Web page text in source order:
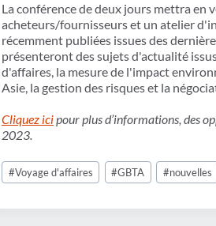
La conférence de deux jours mettra en
acheteurs/fournisseurs et un atelier
récemment publiées issues des
présenteront des sujets d'actualité
d'affaires, la mesure de l'impact
Asie, la gestion des risques et la
Cliquez icipour plus d’informations, des
2023.
Étiquettes
de
publication :
#Voyage d'affaires #GBTA #nouvelles